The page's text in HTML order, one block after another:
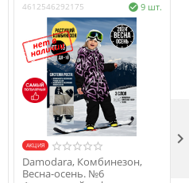
4612546292175 9 шт.

AКЦИЯ
Damodara, Комбинезон,
Весна-осень. №6
